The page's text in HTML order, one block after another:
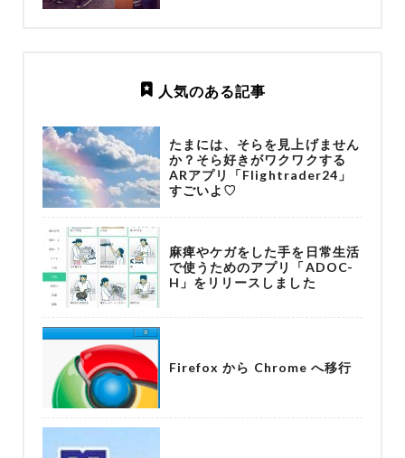
人気のある記事
たまには、そらを見上げません
か？そら好きがワクワクする
ARアプリ「Flightrader24」
すごいよ♡
麻痺やケガをした手を日常生活
で使うためのアプリ「ADOC-
H」をリリースしました
Firefox から Chrome へ移行